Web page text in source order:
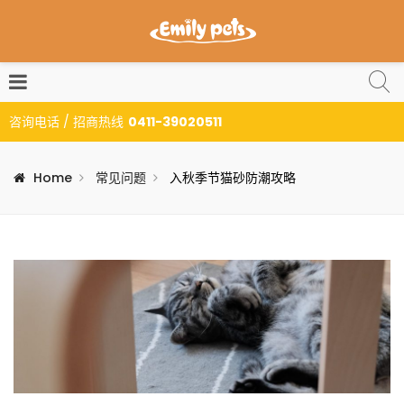
咨询电话 / 招商热线 0411-39020511
Home 常见问题 入秋季节猫砂防潮攻略